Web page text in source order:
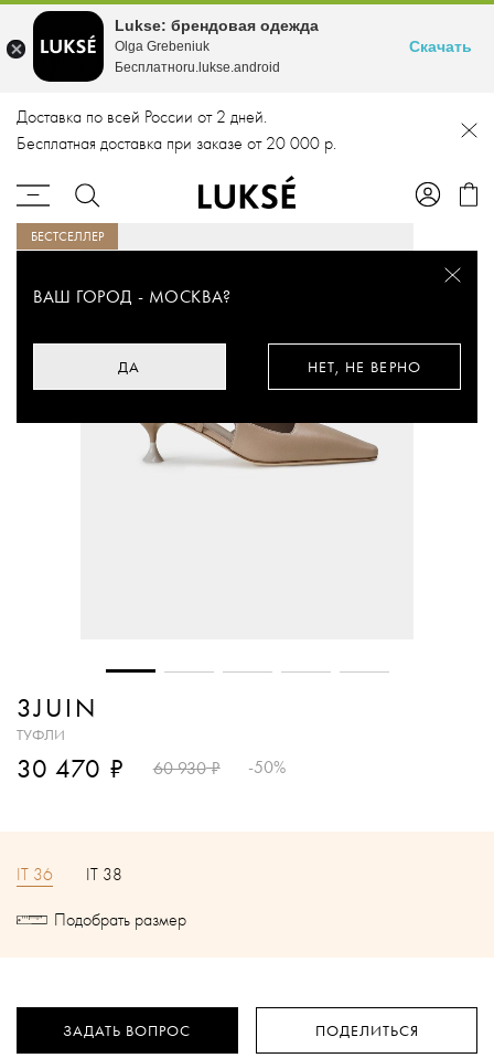
Доставка по всей России от 2 дней.
Бесплатная доставка при заказе от 20 000 р.
ВАШ ГОРОД - МОСКВА?
ДА НЕТ, НЕ ВЕРНО
БЕСТСЕЛЛЕР
3JUIN
ТУФЛИ
30 470 ₽ 60 930₽ -50%
IT 36
IT 38
Подобрать размер
ЗАДАТЬ ВОПРОС ПОДЕЛИТЬСЯ
Lukse: брендовая одежда
Olga Grebeniuk
Бесплатноru.lukse.android
Скачать